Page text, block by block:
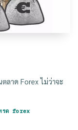
ลาด Forex ไม่ว่าจะ
รด forex